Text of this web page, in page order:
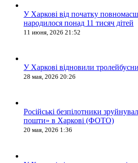
У Харкові від початку
народилося понад 11 тисяч дітей
11 июня, 2026 21:52
У Харкові відновили
28 мая, 2026 20:26
Російські безпілотники
пошти» в Харкові (ФОТО)
20 мая, 2026 1:36